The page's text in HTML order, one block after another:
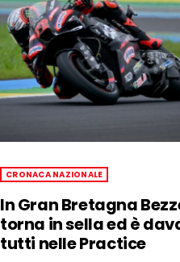
CRONACA NAZIONALE
In Gran Bretagna
torna in sella ed è
tutti nelle Practice